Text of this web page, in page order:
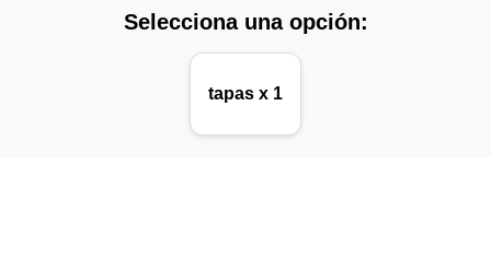
Selecciona una opción:
tapas x 1